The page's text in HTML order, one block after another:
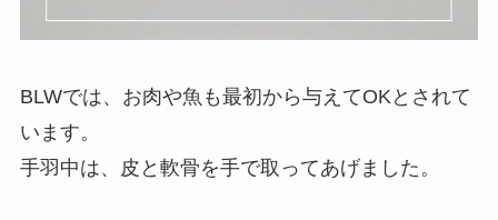
BLWでは、お肉や魚も最初から与えてOKとされて
います。
手羽中は、皮と軟骨を手で取ってあげました。